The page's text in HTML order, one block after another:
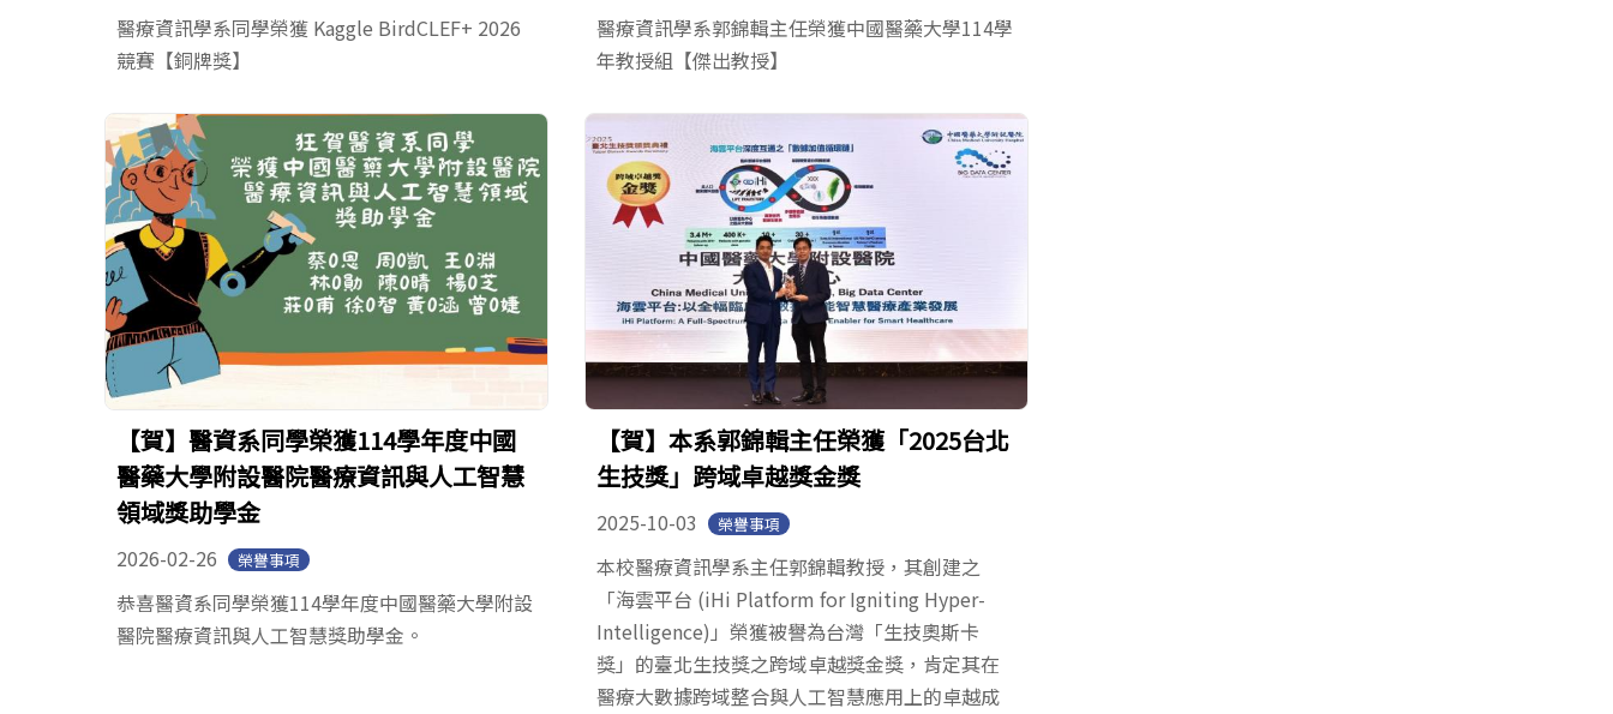
醫療資訊學系同學榮獲 Kaggle BirdCLEF+ 2026
競賽【銅牌獎】
醫療資訊學系郭錦輯主任榮獲中國醫藥大學114學
年教授組【傑出教授】
【賀】醫資系同學榮獲114學年度中國
醫藥大學附設醫院醫療資訊與人工智慧
領域獎助學金
2026-02-26 榮譽事項
恭喜醫資系同學榮獲114學年度中國醫藥大學附設
醫院醫療資訊與人工智慧獎助學金。
【賀】本系郭錦輯主任榮獲「2025台北
生技獎」跨域卓越獎金獎
2025-10-03 榮譽事項
本校醫療資訊學系主任郭錦輯教授，其創建之
「海雲平台 (iHi Platform for Igniting Hyper-
Intelligence)」榮獲被譽為台灣「生技奧斯卡
獎」的臺北生技獎之跨域卓越獎金獎，肯定其在
醫療大數據跨域整合與人工智慧應用上的卓越成